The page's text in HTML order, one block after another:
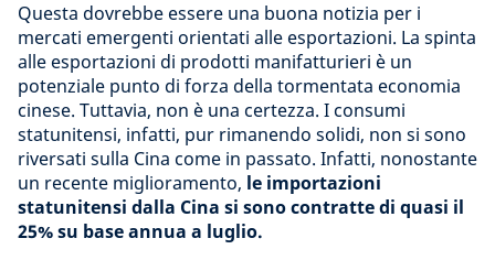
Questa dovrebbe essere una buona notizia per i
mercati emergenti orientati alle esportazioni. La spinta
alle esportazioni di prodotti manifatturieri è un
potenziale punto di forza della tormentata economia
cinese. Tuttavia, non è una certezza. I consumi
statunitensi, infatti, pur rimanendo solidi, non si sono
riversati sulla Cina come in passato. Infatti, nonostante
un recente miglioramento, le importazioni
statunitensi dalla Cina si sono contratte di quasi il
25% su base annua a luglio.